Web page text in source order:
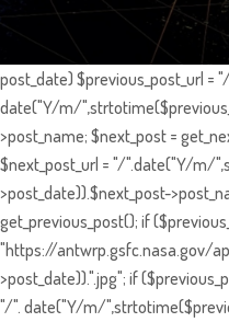
post_date) $previous_post_url =
date("Y/m/
>post_name; $next_post =
$next_post_url = "/".date("Y/m/
>post_date)).$next_post-
get_previous_post(); if
"https://antwrp.gsfc.nasa.gov/
>post_date)).".jpg"; if
"/". date("Y/m/